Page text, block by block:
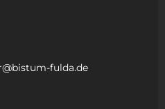
fulda.de